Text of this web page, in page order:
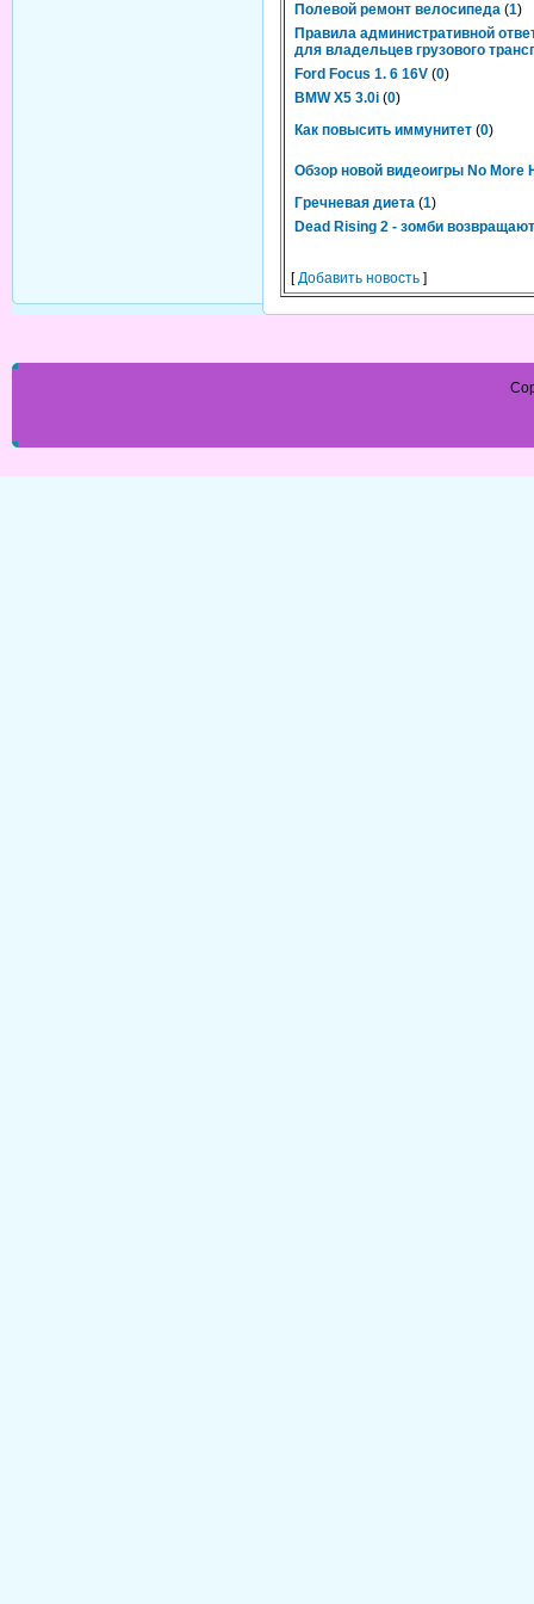
Полевой ремонт велосипеда (1)
Правила административной
для владельцев грузового
Ford Focus 1. 6 16V (0)
BMW X5 3.0i (0)
Как повысить иммунитет (0)
Обзор новой видеоигры No More
Гречневая диета (1)
Dead Rising 2 - зомби
[Добавить новость ]